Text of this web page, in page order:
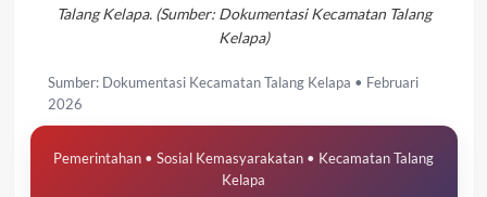
Talang Kelapa. (Sumber: Dokumentasi Kecamatan Talang
Kelapa)
Sumber: Dokumentasi Kecamatan Talang Kelapa • Februari
2026
Pemerintahan • Sosial Kemasyarakatan • Kecamatan Talang
Kelapa